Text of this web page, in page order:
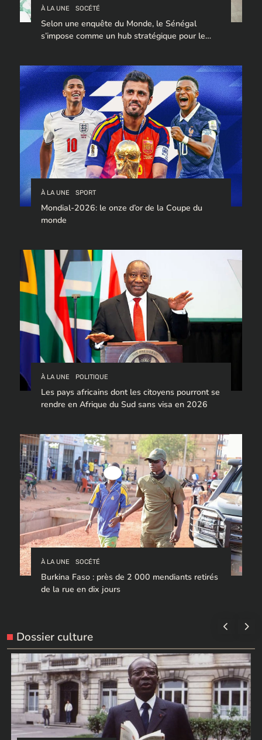
À LA UNE SOCÉTÉ
Selon une enquête du Monde, le Sénégal
s’impose comme un hub stratégique pour le
À LA UNE SPORT
Mondial-2026: le onze d’or de la Coupe du
monde
À LA UNE POLITIQUE
Les pays africains dont les citoyens pourront se
rendre en Afrique du Sud sans visa en 2026
À LA UNE SOCÉTÉ
Burkina Faso : près de 2 000 mendiants retirés
de la rue en dix jours
Dossier culture